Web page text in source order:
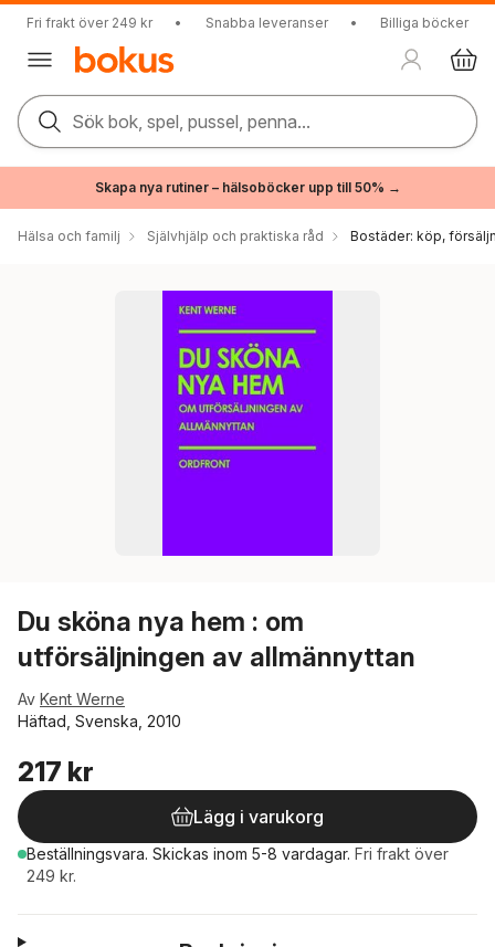
Fri frakt över 249 kr • Snabba leveranser • Billiga böcker
Sök bok, spel, pussel, penna...
Skapa nya rutiner – hälsoböcker upp till 50% →
Hälsa och familj Självhjälp och praktiska råd Bostäder: köp,
Du sköna nya hem : om
utförsäljningen av allmännyttan
Av Kent Werne
Häftad, Svenska, 2010
217 kr
Lägg i varukorg
Beställningsvara. Skickas inom 5-8 vardagar. Fri frakt över
249 kr.